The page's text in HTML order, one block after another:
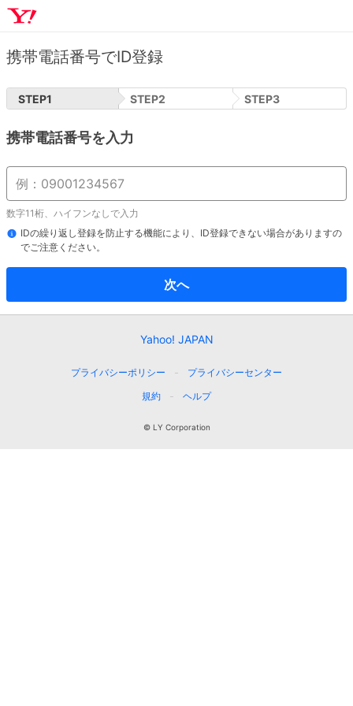
携帯電話番号でID登録
STEP1 STEP2 STEP3
携帯電話番号を入力
数字11桁、ハイフンなしで入力
IDの繰り返し登録を防止する機能により、ID登録できない場合がありますの
でご注意ください。
次へ
Yahoo! JAPAN
プライバシーポリシー
プライバシーセンター
規約
ヘルプ
© LY Corporation